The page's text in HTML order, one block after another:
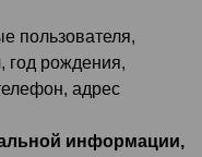
пользователя,
год рождения,
адрес
информации,